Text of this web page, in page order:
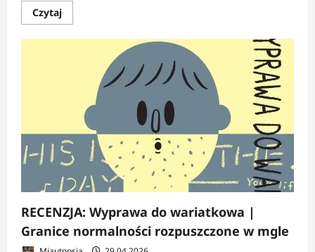
CzytajDowiedz
się
o
Absurd,
paranoja
kosmiczny
koszmar
w
cieniu
szwedzkiego
folkhemmet
RECENZJA: Wyprawa do wariatkowa |
Granice normalności rozpuszczone w mgle